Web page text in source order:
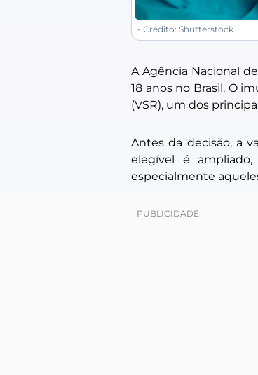
- Crédito: Shutterstock
A Agência Nacional
18 anos no Brasil. O
(VSR), um dos
Antes da decisão, a
elegível é
especialmente